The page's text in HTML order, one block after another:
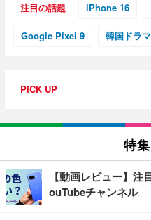
注目の話題 iPhone 16
Google Pixel 9 韓国ドラマ
PICK UP
特
【動画レビュー】
ouTubeチャンネル